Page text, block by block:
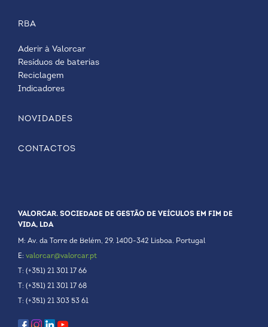
RBA
Aderir à Valorcar
Resíduos de baterias
Reciclagem
Indicadores
NOVIDADES
CONTACTOS
VALORCAR. SOCIEDADE DE GESTÃO DE VEÍCULOS EM FIM DE
VIDA, LDA
M: Av. da Torre de Belém, 29. 1400-342 Lisboa. Portugal
E: valorcar@valorcar.pt
T: (+351) 21 301 17 66
T: (+351) 21 301 17 68
T: (+351) 21 303 53 61